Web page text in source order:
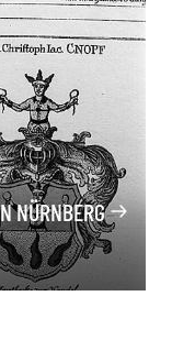
NÜRNBERG